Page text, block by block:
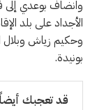
وانضاف بوعدي
الأجداد على بلد
وحكيم زياش وبلال
بونيدة.
قد تعجبك أيضاً